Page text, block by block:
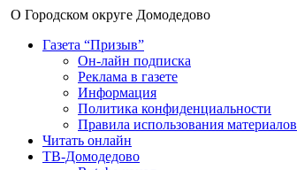
О Городском округе Домодедово
Газета “Призыв”
Он-лайн подписка
Реклама в газете
Информация
Политика конфиденциальности
Правила использования материалов
Читать онлайн
ТВ-Домодедово